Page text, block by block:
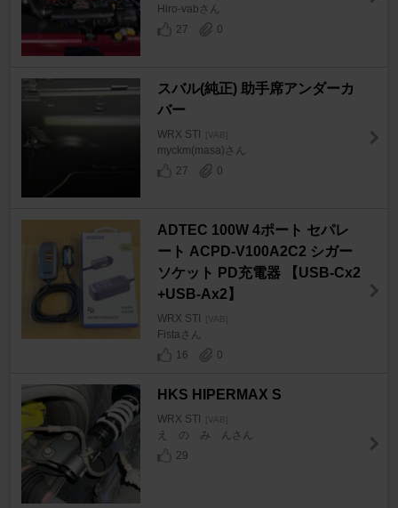
Hiro-vabさん
27
0
スバル(純正) 助手席アンダーカ
バー
WRX STI [VAB]
myckm(masa)さん
27
0
ADTEC 100W 4ポート セパレ
ート ACPD-V100A2C2 シガー
ソケット PD充電器 【USB-Cx2
+USB-Ax2】
WRX STI [VAB]
Fistaさん
16
0
HKS HIPERMAX S
WRX STI [VAB]
え の み んさん
29